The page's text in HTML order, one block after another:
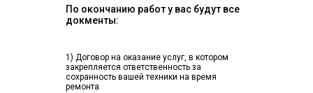
По окончанию работ у вас будут все
докменты:
1) Договор на оказание услуг, в котором
закрепляется ответственность за
сохранность вашей техники на время
ремонта